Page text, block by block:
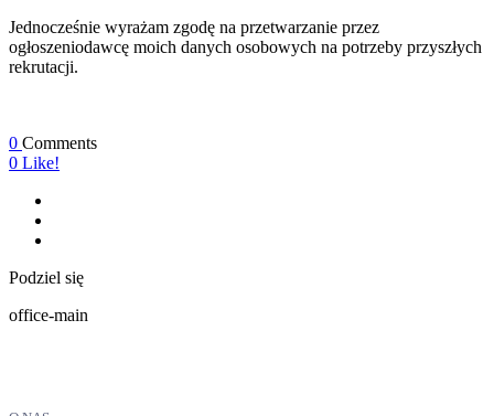
Jednocześnie wyrażam zgodę na przetwarzanie przez
ogłoszeniodawcę moich danych osobowych na potrzeby przyszłych
rekrutacji.
0 Comments
0 Like!
Podziel się
office-main